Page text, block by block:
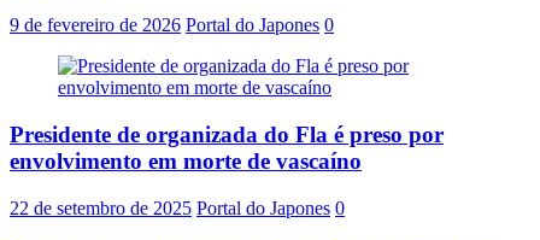
9 de fevereiro de 2026 Portal do Japones 0
Presidente de organizada do Fla é preso por
envolvimento em morte de vascaíno
22 de setembro de 2025 Portal do Japones 0